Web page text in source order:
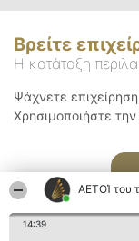
ΑΕΤΟΊ του
14:39
Βρείτε
Η κατάταξη
Ψάχνετε
Χρησιμοποιήστε